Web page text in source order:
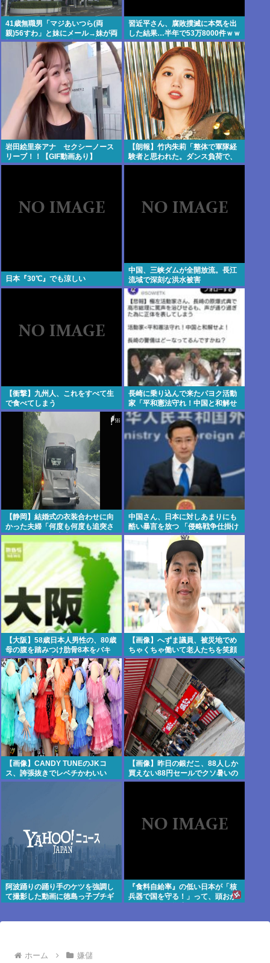
41歳無職男「マジあいつら(両
親)56すわ」と妹にメール→妹が両
親にメール転送→両親が警察に相
談→無職おじ逮捕
習近平さん、腐敗撲滅に本気を出
した結果…半年で53万8000件ｗｗ
ｗ
岩田絵里奈アナ セクシーノース
リーブ！！【GIF動画あり】
【朗報】竹内朱莉「整体で軍隊経
験者と思われた。ダンス負荷で、
私の骨と筋肉はもうグチャグチャ
日本『30℃』でも涼しい
中国、三峡ダムが全開放流。長江
流域で深刻な洪水被害
【衝撃】九州人、これをすべて生
で食べてしまう
長崎に乗り込んで来たパヨク活動
家「平和憲法守れ！中国と和解せ
よ！」
【静岡】結婚式の衣装合わせに向
かった夫婦「何度も何度も追突さ
れ…何が目的か本当に理解できな
い」東名高速で「死の恐怖」約1.7
キロの追突！
中国さん、日本に対しあまりにも
酷い暴言を放つ 「侵略戦争仕掛け
たくせに原爆で被害者ビジネスす
【大阪】58歳日本人男性の、80歳
母の腹を踏みつけ肋骨8本をバキ
バキにして殺害。子供を産んだ結
末がこれなら少子化仕方ないね
【画像】へずま議員、被災地でめ
ちゃくちゃ働いて老人たちを笑顔
にしてしまうww
【画像】CANDY TUNEのJKコ
ス、誇張抜きでレベチかわいい
www 【Pickup08082959】
【画像】昨日の銀だこ、88人しか
買えない88円セールでクソ暑いの
に大行列をなす日本人がこれwww
阿波踊りの踊り手のケツを強調し
て撮影した動画に徳島っ子ブチギ
『食料自給率』の低い日本が「核
兵器で国を守る！」って、頭おか
ホーム 嫌儲